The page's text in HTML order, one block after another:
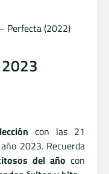
Perfecta (2022)
con las 21
2023. Recuerda
del año con